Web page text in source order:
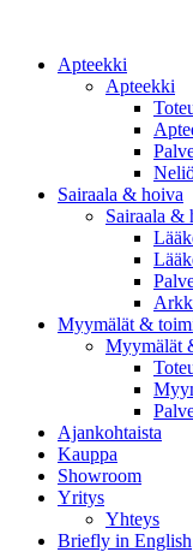
Apteekki
Apteekki
Sairaala & hoiva
Sairaala &
Myymälät &
Myymälät
Ajankohtaista
Kauppa
Showroom
Yritys
Yhteys
Briefly in English